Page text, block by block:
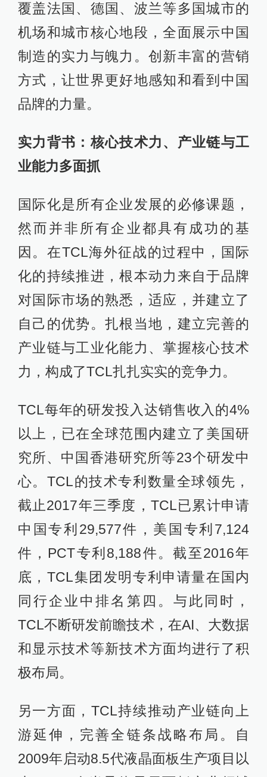
覆盖法国、德国、波兰等多国城市的
机场和城市核心地段，全面展示中国
制造的实力与魄力。创新丰富的营销
方式，让世界更好地感知和看到中国
品牌的力量。
实力背书：核心技术力、产业链与工
业能力多面抓
国际化是所有企业发展的必修课题，
然而并非所有企业都具有成功的基
因。在TCL海外征战的过程中，国际
化的持续推进，根本动力来自于品牌
对国际市场的熟悉，适应，并建立了
自己的优势。扎根当地，建立完善的
产业链与工业化能力、掌握核心技术
力，构成了TCL扎扎实实的竞争力。
TCL每年的研发投入达销售收入的4%
以上，已在全球范围内建立了美国研
究所、中国香港研究所等23个研发中
心。TCL的技术专利数量全球领先，
截止2017年三季度，TCL已累计申请
中国专利29,577件，美国专利7,124
件，PCT专利8,188件。截至2016年
底，TCL集团发明专利申请量在国内
同行企业中排名第四。与此同时，
TCL不断研发前瞻技术，在AI、大数据
和显示技术等新技术方面均进行了积
极布局。
另一方面，TCL持续推动产业链向上
游延伸，完善全链条战略布局。自
2009年启动8.5代液晶面板生产项目以